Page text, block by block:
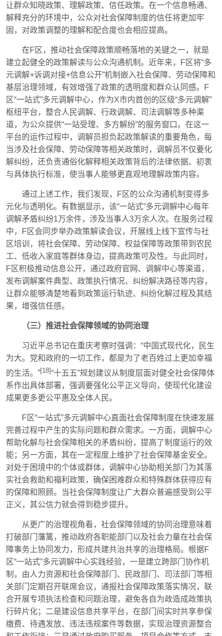
让群众知晓政策、理解政策、信任政策。在一个信息畅通、
解释充分的环境中，公众对社会保障制度的信任将更加牢
固，对政策调整的理解和配合度也会相应提高。
在F区，推动社会保障政策顺畅落地的关键之一，就是
建立起健全的政策解读与公众沟通机制。近年来，F区将“多
元调解+诉调对接+信息公开”机制嵌入社会保障、劳动保障和
基层治理领域，有效增强了政策的透明度和群众认同感。F
区“一站式”多元调解中心，作为X市内首创的区级“多元调解”
枢纽平台，整合人民调解、行政调解、司法调解等多种渠
道，为公众提供“一站受理、多方解纷”的服务窗口。在这一
平台的运作过程中，调解员担负起政策解读的重要角色，每
当涉及社会保障、劳动保障等相关政策时，调解员不仅要化
解纠纷，还负责通俗化解释相关政策背后的法律依据、初衷
与具体执行标准，使当事人能够更直观地理解政策内容。
通过上述工作，我们发现，F区的公众沟通机制变得多
元化与透明化。有数据显示，该“一站式”多元调解中心每年
调解矛盾纠纷1万余件，涉及当事人3万余人次。在服务过程
中，F区会同步举办政策解读会议，开展线上线下宣传与社
区培训，将社会保障、劳动保障、权益保障等政策带到农民
工、低收入家庭等群体身边，提高政策可及性。与此同时，
F区积极推动信息公开，通过政府官网、调解中心等渠道，
发布调解案件典型、政策执行情况、纠纷解决路径等内容，
让群众能够清楚地看到政策运行轨迹、纠纷化解过程及其结
果，增强信任感。
（三）推进社会保障领域的协同治理
习近平总书记在重庆考察时强调：“中国式现代化，民生
为大。党和政府的一切工作，都是为了老百姓过上更加幸福
的生活。”[18]“十五五”规划建议从制度层面对健全社会保障体
系作出具体部署，强调要强化公平正义导向，使现代化建设
成果更多更公平惠及全体人民。
F区“一站式”多元调解中心直面社会保障制度在快速发展
完善过程中产生的实际问题和群众需求。一方面，调解中心
帮助化解与社会保障相关的矛盾纠纷，提高了制度运行的效
能；另一方面，其在一定程度上维护了社会保障基金安全。
对处于困境中的个体或群体，调解中心协助相关部门为其落
实社会救助和福利政策，确保困难群众和特殊群体获得应有
的保障和照顾。当社会保障制度让广大群众普遍感受到公平
正义，其公信力就会得到稳步提升。
从更广的治理视角看，社会保障领域的协同治理意味着
打破部门藩篱，推动政府各职能部门以及社会力量在社会保
障事务上协同发力，形成共建共治共享的治理格局。根据F
区“一站式”多元调解中心实践经验，一是建立跨部门协作机
制，由人力资源和社会保障部门、民政部门、司法部门等相
关部门定期召开联席会议，通报社会保障政策落实情况，联
合开展专项执法检查和问题治理，避免各自为政造成政策执
行碎片化；二是建设信息共享平台，在部门间实时共享参保
缴费、待遇发放、违法违规案件等数据，实现治理资源整合